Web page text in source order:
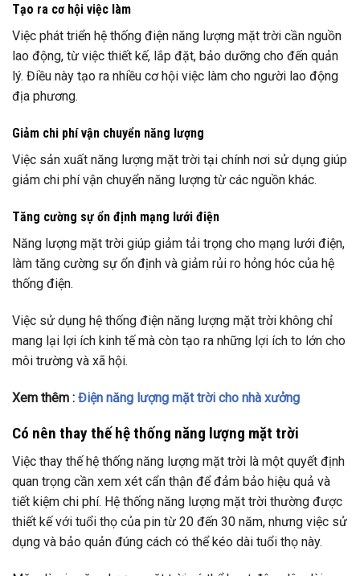
Tạo ra cơ hội việc làm
Việc phát triển hệ thống điện năng lượng mặt trời cần nguồn
lao động, từ việc thiết kế, lắp đặt, bảo dưỡng cho đến quản
lý. Điều này tạo ra nhiều cơ hội việc làm cho người lao động
địa phương.
Giảm chi phí vận chuyển năng lượng
Việc sản xuất năng lượng mặt trời tại chính nơi sử dụng giúp
giảm chi phí vận chuyển năng lượng từ các nguồn khác.
Tăng cường sự ổn định mạng lưới điện
Năng lượng mặt trời giúp giảm tải trọng cho mạng lưới điện,
làm tăng cường sự ổn định và giảm rủi ro hỏng hóc của hệ
thống điện.
Việc sử dụng hệ thống điện năng lượng mặt trời không chỉ
mang lại lợi ích kinh tế mà còn tạo ra những lợi ích to lớn cho
môi trường và xã hội.
Xem thêm : Điện năng lượng mặt trời cho nhà xưởng
Có nên thay thế hệ thống năng lượng mặt trời
Việc thay thế hệ thống năng lượng mặt trời là một quyết định
quan trọng cần xem xét cẩn thận để đảm bảo hiệu quả và
tiết kiệm chi phí. Hệ thống năng lượng mặt trời thường được
thiết kế với tuổi thọ của pin từ 20 đến 30 năm, nhưng việc sử
dụng và bảo quản đúng cách có thể kéo dài tuổi thọ này.